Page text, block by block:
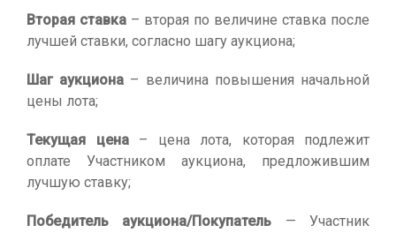
Вторая ставка – вторая по величине ставка после
лучшей ставки, согласно шагу аукциона;
Шаг аукциона – величина повышения начальной
цены лота;
Текущая цена– цена лота, которая подлежит
оплате Участником аукциона, предложившим
лучшую ставку;
Победитель аукциона/Покупатель — Участник